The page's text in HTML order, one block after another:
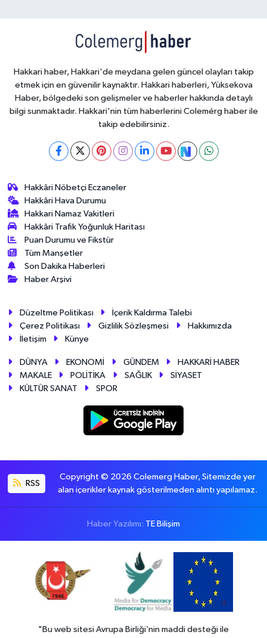
Hakkari haber, Hakkari'de meydana gelen güncel olayları takip
etmek için en güvenilir kaynaktır. Hakkari haberleri, Yüksekova
Haber, bölgedeki son gelişmeler ve haberler hakkında detaylı
bilgi sunmaktadır. Hakkari'nin tüm haberlerini Colemérg haber ile
takip edebilirsiniz.
Hakkâri Nöbetçi Eczaneler
Hakkâri Hava Durumu
Hakkari Namaz Vakitleri
Hakkâri Trafik Yoğunluk Haritası
Puan Durumu ve Fikstür
Tüm Manşetler
Son Dakika Haberleri
Haber Arşivi
Düzeltme Politikası
İçerik Kaldırma Talebi
Çerez Politikası
Gizlilik Sözleşmesi
Hakkımızda
İletişim
Künye
DÜNYA EKONOMİ GÜNDEM
HAKKARİ HABER
MAKALE
POLİTİKA SAĞLIK
SİYASET
KÜLTÜR SANAT
SPOR
RSS
Copyright © 2026 Colemerg Haber, Sitemizde yer
alan içerikler kaynak gösterilmeden alıntı yapılamaz.
Haber Yazılımı: TE Bilişim
"Bu web sitesi Avrupa Birliği’nin maddi desteği ile